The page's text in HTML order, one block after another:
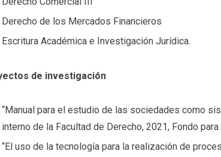
Derecho de los Mercados Financieros
Escritura Académica e Investigación Jurídica.
de investigación
“Manual para el estudio de las sociedades como
interno de la Facultad de Derecho, 2021, Fondo
“El uso de la tecnología para la realización de